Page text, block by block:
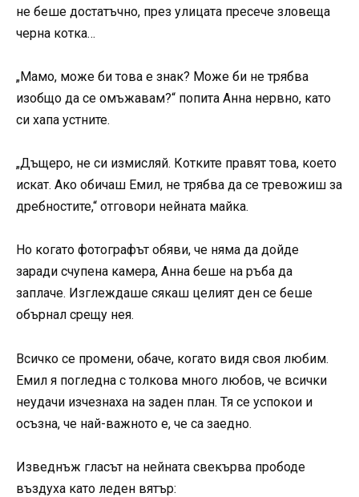
не беше достатъчно, през улицата пресече зловеща
черна котка…
„Мамо, може би това е знак? Може би не трябва
изобщо да се омъжавам?“ попита Анна нервно, като
си хапа устните.
„Дъщеро, не си измисляй. Котките правят това, което
искат. Ако обичаш Емил, не трябва да се тревожиш за
дребностите,“ отговори нейната майка.
Но когато фотографът обяви, че няма да дойде
заради счупена камера, Анна беше на ръба да
заплаче. Изглеждаше сякаш целият ден се беше
обърнал срещу нея.
Всичко се промени, обаче, когато видя своя любим.
Емил я погледна с толкова много любов, че всички
неудачи изчезнаха на заден план. Тя се успокои и
осъзна, че най-важното е, че са заедно.
Изведнъж гласът на нейната свекърва прободе
въздуха като леден вятър: